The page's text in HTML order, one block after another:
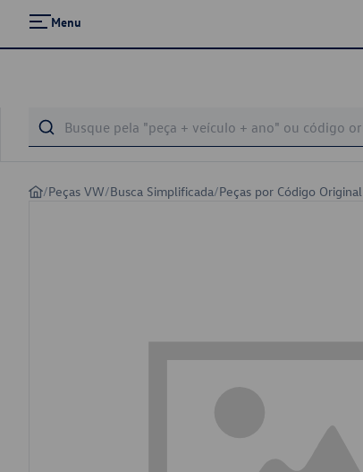
Menu
/Peças VW/Busca Simplificada/Peças por Código Original